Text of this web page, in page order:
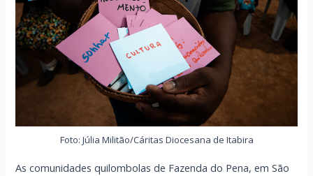
Foto: Júlia Militão/Cáritas Diocesana de Itabira
As comunidades quilombolas de Fazenda do Pena, em São